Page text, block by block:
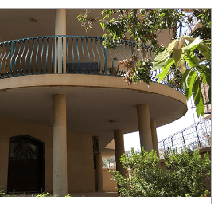
 关于金鹏
发展历程
企业文化
专家团队
 联系我们